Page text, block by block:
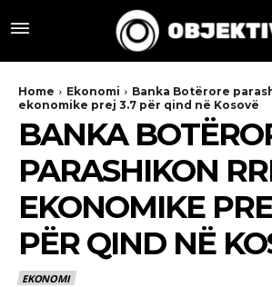
Home Ekonomi
Banka Botërore
ekonomike prej 3.7 për qind në Kosovë
BANKA
PARASHIKON
EKONOMIKE
PËR QIND NË
EKONOMI